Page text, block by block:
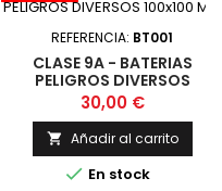
REFERENCIA: BT001
CLASE 9A - BATERIAS
PELIGROS DIVERSOS
100X100 MM
Precio
30,00 €
 Añadir al carrito
 En stock